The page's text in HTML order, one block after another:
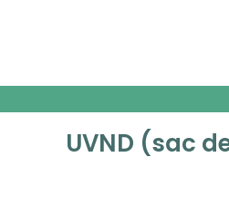
UVND (sac